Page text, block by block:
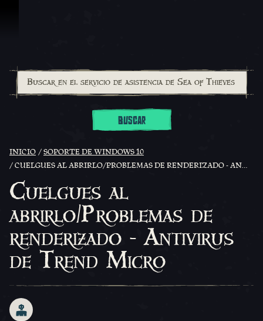
BUSCAR
INICIO
SOPORTE DE WINDOWS 10
CUELGUES AL ABRIRLO/PROBLEMAS DE RENDERIZADO - ANTIVIRUS DE TREND MICRO
Cuelgues al
abrirlo/Problemas de
renderizado - Antivirus
de Trend Micro